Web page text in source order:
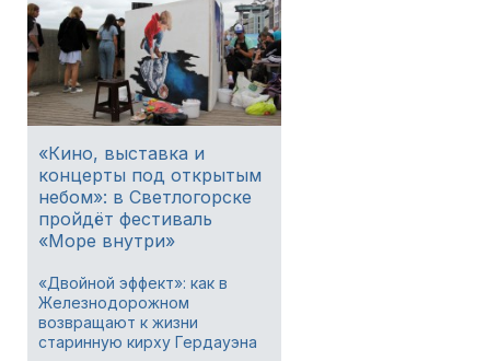
«Кино, выставка и
концерты под открытым
небом»: в Светлогорске
пройдёт фестиваль
«Море внутри»
«Двойной эффект»: как в
Железнодорожном
возвращают к жизни
старинную кирху Гердауэна